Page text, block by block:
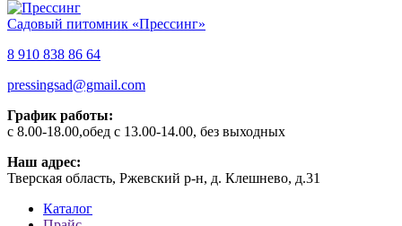
Садовый питомник «Прессинг»
8 910 838 86 64
pressingsad@gmail.com
График работы:
с 8.00-18.00,обед с 13.00-14.00, без выходных
Наш адрес:
Тверская область, Ржевский р-н, д. Клешнево, д.31
Каталог